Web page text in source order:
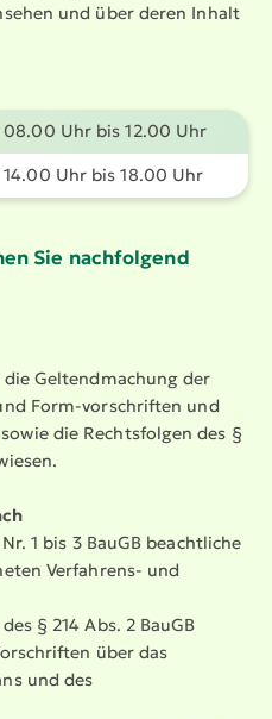
und über deren Inhalt
08.00 Uhr bis 12.00 Uhr
14.00 Uhr bis 18.00 Uhr
Sie nachfolgend
Geltend­ma­chung der
Form-vorschriften und
die Rechts­folgen des §
1 bis 3 BauGB beachtliche
Verfahrens- und
§ 214 Abs. 2 BauGB
über das
und des